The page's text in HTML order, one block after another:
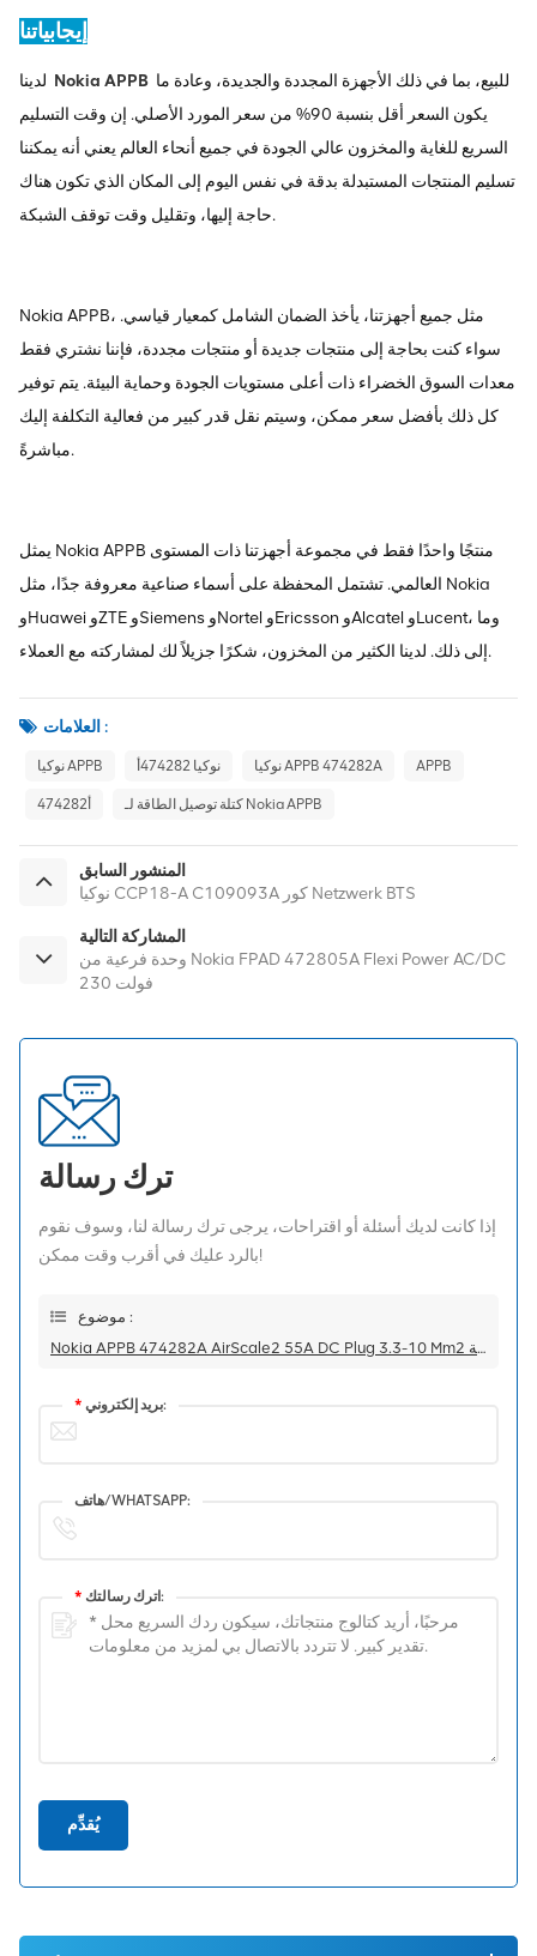
إيجابياتنا
Nokia APPB
يكون السعر أقل بنسبة 90% من سعر المورد الأصلي. إن وقت التسليم
السريع للغاية والمخزون عالي الجودة في جميع أنحاء العالم يعني أنه يمكننا
تسليم المنتجات المستبدلة بدقة في نفس اليوم إلى المكان الذي تكون هناك
حاجة إليها، وتقليل وقت توقف الشبكة.
Nokia APPB، مثل جميع أجهزتنا، يأخذ الضمان الشامل كمعيار قياسي.
سواء كنت بحاجة إلى منتجات جديدة أو منتجات مجددة، فإننا نشتري فقط
معدات السوق الخضراء ذات أعلى مستويات الجودة وحماية البيئة. يتم توفير
كل ذلك بأفضل سعر ممكن، وسيتم نقل قدر كبير من فعالية التكلفة إليك
مباشرةً.
يمثل Nokia APPB منتجًا واحدًا فقط في مجموعة أجهزتنا ذات المستوى
العالمي. تشتمل المحفظة على أسماء صناعية معروفة جدًا، مثل Nokia
وHuawei وZTE وSiemens وNortel وEricsson وAlcatel وLucent، وما
إلى ذلك. لدينا الكثير من المخزون، شكرًا جزيلاً لك لمشاركته مع العملاء.
العلامات :
نوكيا APPB نوكيا 474282أ نوكيا APPB 474282A APPB
474282أ كتلة توصيل الطاقة لـ Nokia APPB
المنشور السابق
نوكيا CCP18-A C109093A كور Netzwerk BTS
المشاركة التالية
وحدة فرعية من Nokia FPAD 472805A Flexi Power AC/DC
230 فولت
ترك رسالة
إذا كانت لديك أسئلة أو اقتراحات، يرجى ترك رسالة لنا، وسوف نقوم
بالرد عليك في أقرب وقت ممكن!
موضوع :
Nokia APPB 474282A AirScale2 55A DC Plug 3.3-10 Mm2 كتلة توصيل الطاقة
* بريد إلكتروني:
هاتف/WHATSAPP:
* اترك رسالتك:
يُقدِّم